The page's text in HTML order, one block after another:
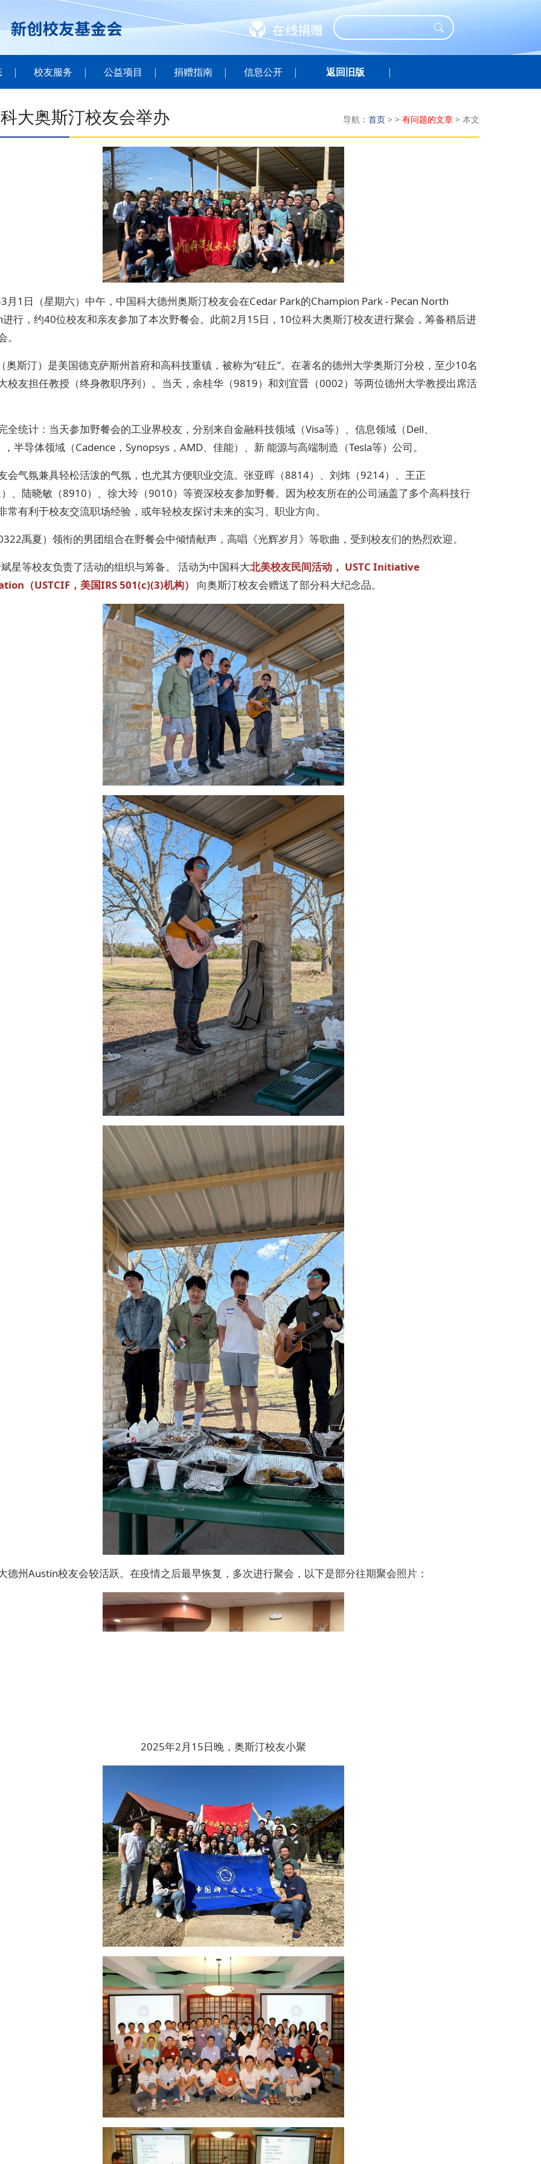
校友服务 公益项目 捐赠指南 信息公开 返回旧版
大奥斯汀校友会举办 导航： 首页 > > 有问题的文章 > 本文
月1日（星期六）中午，中国科大德州奥斯汀校友会在Cedar Park的Champion Park - Pecan North
行，约40位校友和亲友参加了本次野餐会。此前2月15日，10位科大奥斯汀校友进行聚会，筹备稍后进
。
奥斯汀）是美国德克萨斯州首府和高科技重镇，被称为“硅丘”。在著名的德州大学奥斯汀分校，至少10名
校友担任教授（终身教职序列）。当天，余桂华（9819）和刘宜晋（0002）等两位德州大学教授出席活
全统计：当天参加野餐会的工业界校友，分别来自金融科技领域（Visa等）、信息领域（Dell、
半导体领域（Cadence，Synopsys，AMD、佳能）、新 能源与高端制造（Tesla等）公司。
会气氛兼具轻松活泼的气氛，也尤其方便职业交流。张亚晖（8814）、刘炜（9214）、王正
、陆晓敏（8910）、徐大玲（9010）等资深校友参加野餐。因为校友所在的公司涵盖了多个高科技行
常有利于校友交流职场经验，或年轻校友探讨未来的实习、职业方向。
禹夏）领衔的男团组合在野餐会中倾情献声，高唱《光辉岁月》等歌曲，受到校友们的热烈欢迎。
星等校友负责了活动的组织与筹备。 活动为中国科大北美校友民间活动， USTC Initiative
（USTCIF，美国IRS 501(c)(3)机构） 向奥斯汀校友会赠送了部分科大纪念品。
德州Austin校友会较活跃。在疫情之后最早恢复，多次进行聚会，以下是部分往期聚会照片：
2025年2月15日晚，奥斯汀校友小聚